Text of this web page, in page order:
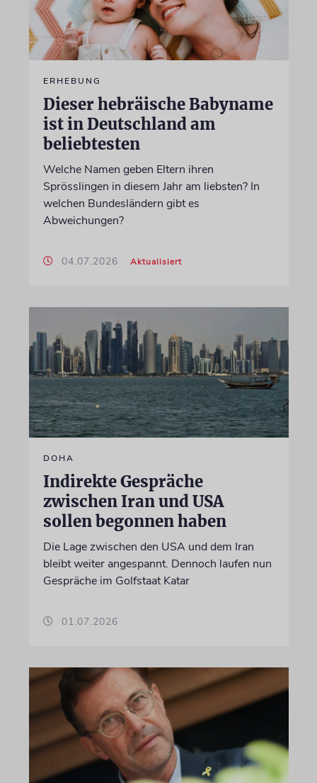
ERHEBUNG
Dieser hebräische Babyname
ist in Deutschland am
beliebtesten
Welche Namen geben Eltern ihren
Sprösslingen in diesem Jahr am liebsten? In
welchen Bundesländern gibt es
Abweichungen?
04.07.2026 Aktualisiert
DOHA
Indirekte Gespräche
zwischen Iran und USA
sollen begonnen haben
Die Lage zwischen den USA und dem Iran
bleibt weiter angespannt. Dennoch laufen nun
Gespräche im Golfstaat Katar
01.07.2026